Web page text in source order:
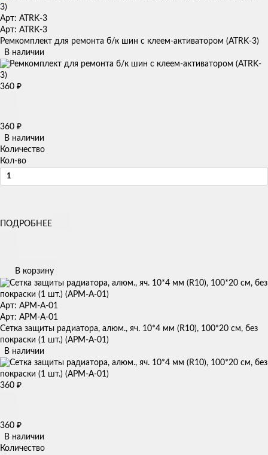
Арт: ATRK-3
Арт: ATRK-3
Ремкомплект для ремонта б/к шин с клеем-активатором (ATRK-3)
В наличии
360 ₽
360 ₽
В наличии
Количество
Кол-во
ПОДРОБНЕЕ
В корзину
Арт: APM-A-01
Арт: APM-A-01
Сетка защиты радиатора, алюм., яч. 10*4 мм (R10), 100*20 см, без
покраски (1 шт.) (APM-A-01)
В наличии
360 ₽
360 ₽
В наличии
Количество